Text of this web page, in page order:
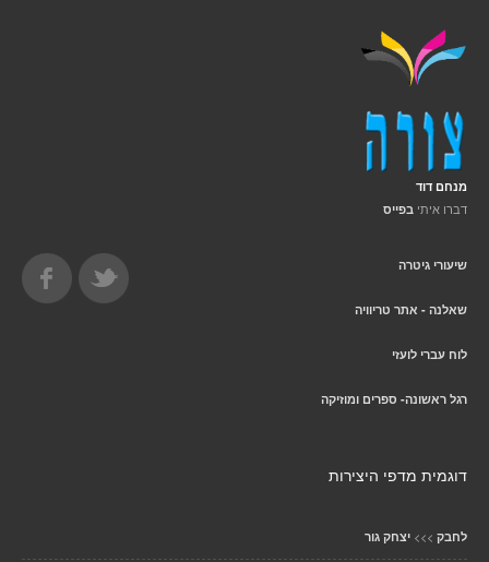
מנחם דוד
דברו איתי בפייס
שיעורי גיטרה
שאלנה - אתר טריוויה
לוח עברי לועזי
רגל ראשונה- ספרים ומוזיקה
דוגמית מדפי היצירות
לחבק >>> יצחק גור